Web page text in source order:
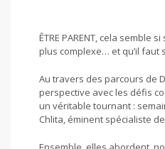
ÊTRE PARENT, cela
plus complexe… et qu’il faut
Au travers des parcours de
perspective avec les défis
un véritable tournant :
Chlita, éminent spécialiste